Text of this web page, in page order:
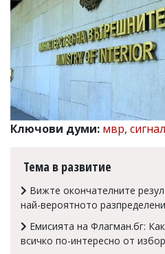
Управители:
Веселин
Василев,
email:
v.vasilev@flagman.bg
Катя
Касабова,
еmail:k.kassabova@flagman.bg
Главен
редактор:
email:
Коментарите
статиите
Ключови думи: мвр,
Тема в развитие
Вижте окончателните
най-вероятното
Емисията на Флагман.бг:
всичко по-интересно от